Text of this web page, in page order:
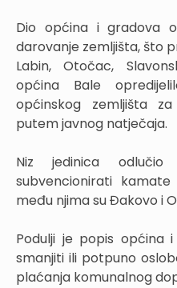
Dio općina i gradova
darovanje zemljišta, što
Labin, Otočac,
općina Bale
općinskog zemljišta
putem javnog natječaja.
Niz jedinica
subvencionirati
među njima su Đakovo i
Podulji je popis općina
smanjiti ili potpuno
plaćanja komunalnog